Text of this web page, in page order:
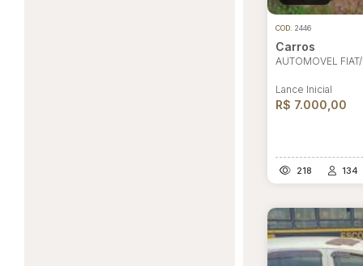
COD. 2446
Carros
AUTOMOVEL
Lance Inicial
R$ 7.000,00
218 134